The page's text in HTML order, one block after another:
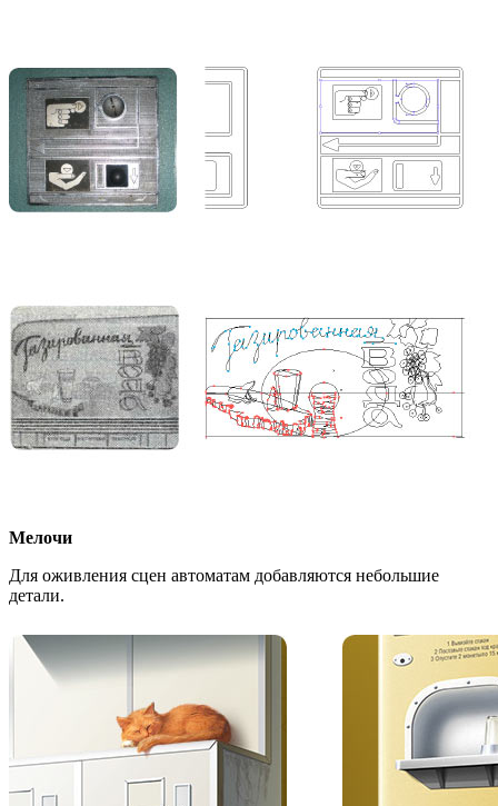
Мелочи
Для оживления сцен автоматам добавляются небольшие
детали.